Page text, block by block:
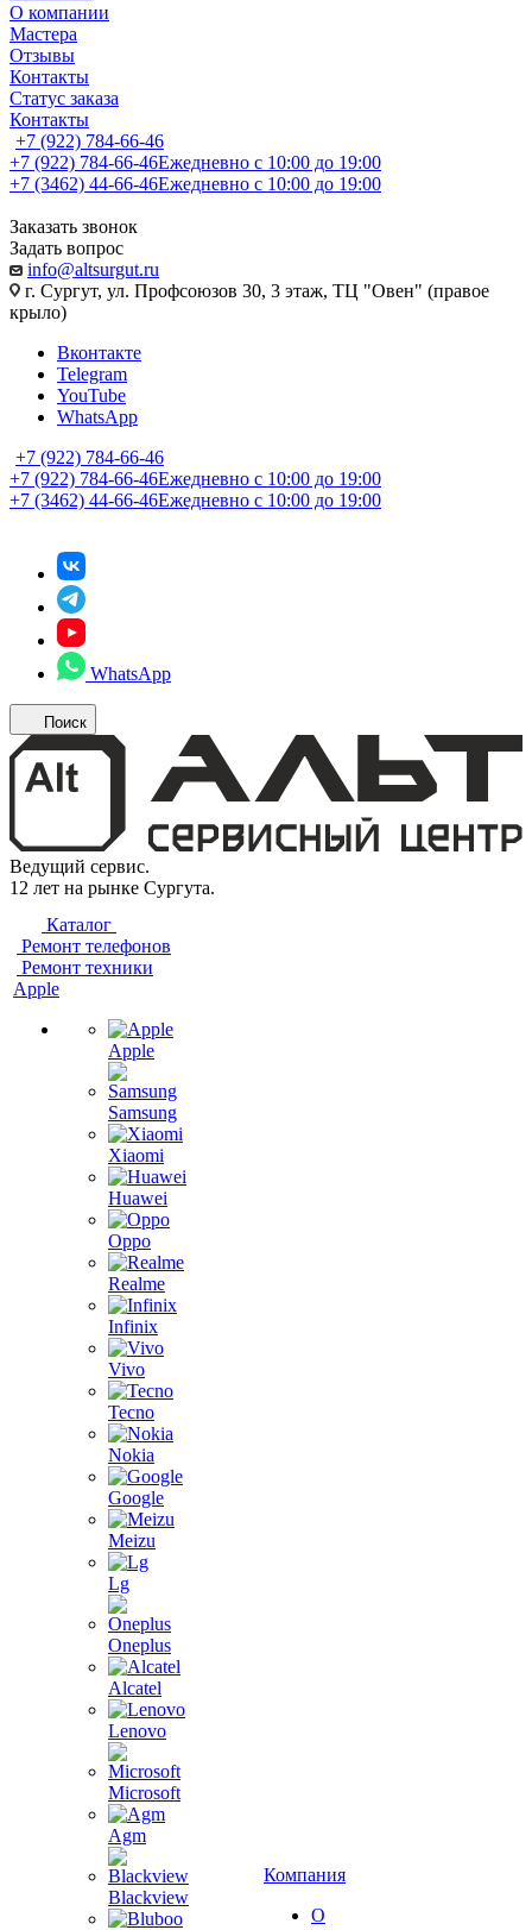
О компании
Мастера
Отзывы
Контакты
Статус заказа
Контакты
+7 (922) 784-66-46
+7 (922) 784-66-46Ежедневно с 10:00 до 19:00
+7 (3462) 44-66-46Ежедневно с 10:00 до 19:00
Заказать звонок
Задать вопрос
info@altsurgut.ru
г. Сургут, ул. Профсоюзов 30, 3 этаж, ТЦ "Овен" (правое
крыло)
Вконтакте
Telegram
YouTube
WhatsApp
+7 (922) 784-66-46
+7 (922) 784-66-46Ежедневно с 10:00 до 19:00
+7 (3462) 44-66-46Ежедневно с 10:00 до 19:00
WhatsApp
Поиск
Ведущий сервис.
12 лет на рынке Сургута.
Каталог
Ремонт телефонов
Ремонт техники
Apple
Apple
Samsung
Xiaomi
Huawei
Oppo
Realme
Infinix
Vivo
Tecno
Nokia
Google
Meizu
Lg
Oneplus
Alcatel
Lenovo
Microsoft
Agm
Blackview
Компания
О